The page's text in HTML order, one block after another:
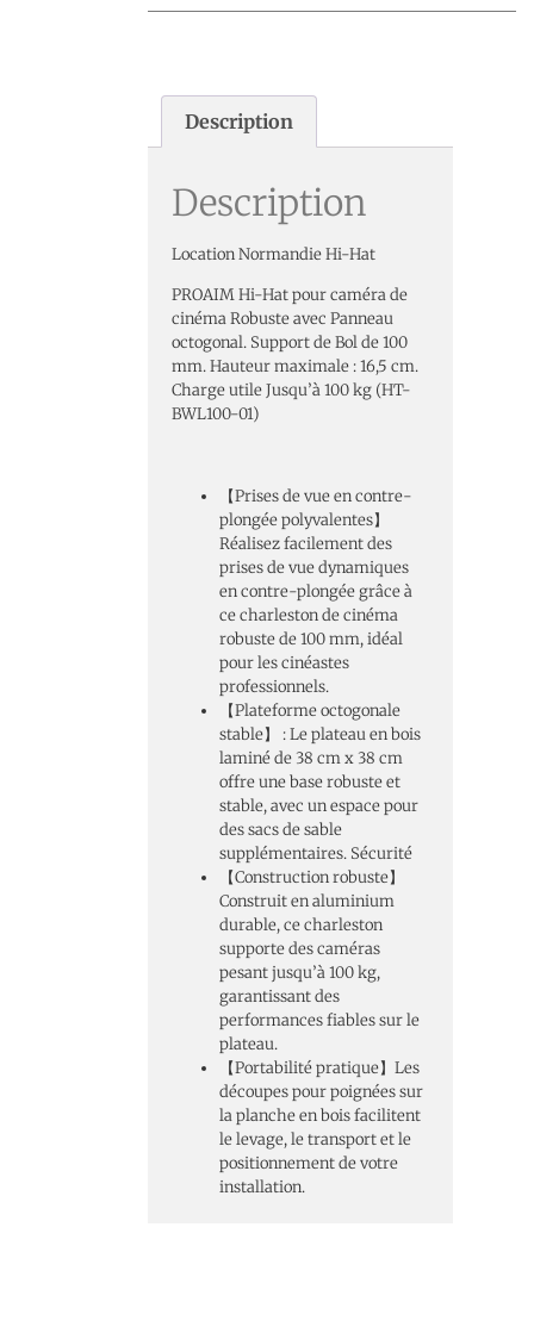
Description
Description
Location Normandie Hi-Hat
PROAIM Hi-Hat pour caméra de
cinéma Robuste avec Panneau
octogonal. Support de Bol de 100
mm. Hauteur maximale : 16,5 cm.
Charge utile Jusqu’à 100 kg (HT-
BWL100-01)
【Prises de vue en contre-
plongée polyvalentes】
Réalisez facilement des
prises de vue dynamiques
en contre-plongée grâce à
ce charleston de cinéma
robuste de 100 mm, idéal
pour les cinéastes
professionnels.
【Plateforme octogonale
stable】 : Le plateau en bois
laminé de 38 cm x 38 cm
offre une base robuste et
stable, avec un espace pour
des sacs de sable
supplémentaires. Sécurité
【Construction robuste】
Construit en aluminium
durable, ce charleston
supporte des caméras
pesant jusqu’à 100 kg,
garantissant des
performances fiables sur le
plateau.
【Portabilité pratique】Les
découpes pour poignées sur
la planche en bois facilitent
le levage, le transport et le
positionnement de votre
installation.